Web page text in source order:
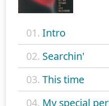
01. Intro
02. Searchin'
03. This time
04. My special